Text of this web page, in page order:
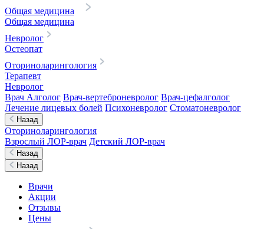
Общая медицина
Общая медицина
Невролог
Остеопат
Оториноларингология
Терапевт
Невролог
Врач Алголог Врач-вертеброневролог Врач-цефалголог
Лечение лицевых болей Психоневролог Стоматоневролог
Назад
Оториноларингология
Взрослый ЛОР-врач Детский ЛОР-врач
Назад
Назад
Врачи
Акции
Отзывы
Цены